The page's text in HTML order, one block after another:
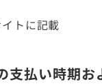
トに記載
支払い時期お